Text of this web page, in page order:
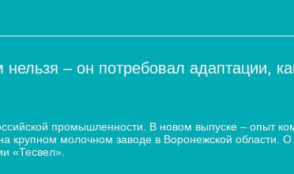
– он потребовал адаптации,
промышленности. В новом выпуске – опыт
крупном молочном заводе в Воронежской области. О
«Тесвел».